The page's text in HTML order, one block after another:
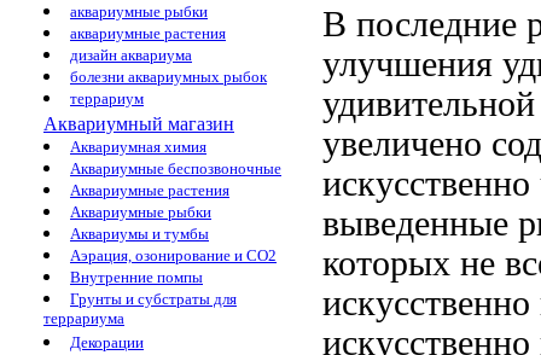
аквариумные рыбки
аквариумные растения
дизайн аквариума
болезни аквариумных рыбок
террариум
Аквариумный магазин
Аквариумная химия
Аквариумные беспозвоночные
Аквариумные растения
Аквариумные рыбки
Аквариумы и тумбы
Аэрация, озонирование и CO2
Внутренние помпы
Грунты и субстраты для
террариума
Декорации
В последние
улучшения
увеличено
искусственно
выведенные
которых не